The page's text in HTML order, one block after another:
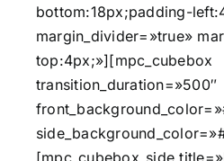
bottom:18px;padding-
margin_divider=»true»
top:4px;»][mpc_cubebox
transition_duration=»500″